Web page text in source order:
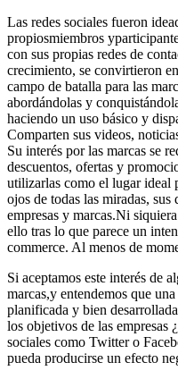
Las redes sociales fueron
propiosmiembros
con sus propias redes de
crecimiento, se convirtieron
campo de batalla para las
abordándolas y
haciendo un uso básico y
Comparten sus videos,
Su interés por las marcas se
descuentos, ofertas y
utilizarlas como el lugar ideal
ojos de todas las miradas,
empresas y marcas.Ni
ello tras lo que parece un
commerce. Al menos de
Si aceptamos este interés de
marcas,y entendemos que
planificada y bien
los objetivos de las empresas
sociales como Twitter o
pueda producirse un efecto